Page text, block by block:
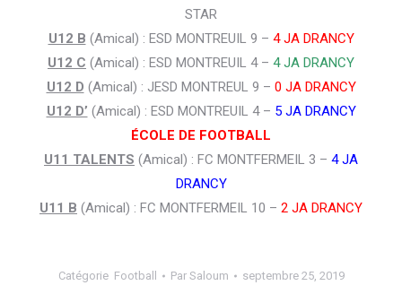
STAR
U12 B (Amical) : ESD MONTREUIL 9 – 4 JA DRANCY
U12 C (Amical) : ESD MONTREUIL 4 – 4 JA DRANCY
U12 D (Amical) : JESD MONTREUL 9 – 0 JA DRANCY
U12 D’ (Amical) : ESD MONTREUIL 4 – 5 JA DRANCY
ÉCOLE DE FOOTBALL
U11 TALENTS (Amical) : FC MONTFERMEIL 3 – 4 JA
DRANCY
U11 B (Amical) : FC MONTFERMEIL 10 – 2 JA DRANCY
Catégorie Football Par Saloum septembre 25, 2019